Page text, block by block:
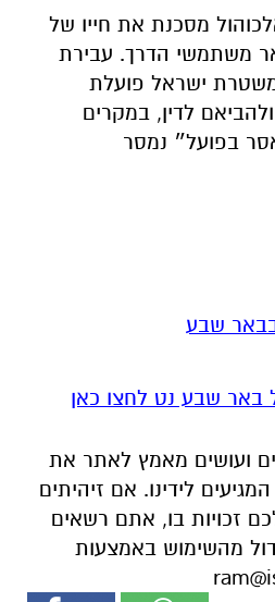
מסכנת את חייו של
משתמשי הדרך. עבירת
ישראל פועלת
לדין, במקרים
בפועל״ נמסר
שבע
באר שבע נט לחצו כאן
ועושים מאמץ לאתר את
לידינו. אם זיהיתים
זכויות בו, אתם רשאים
מהשימוש באמצעות